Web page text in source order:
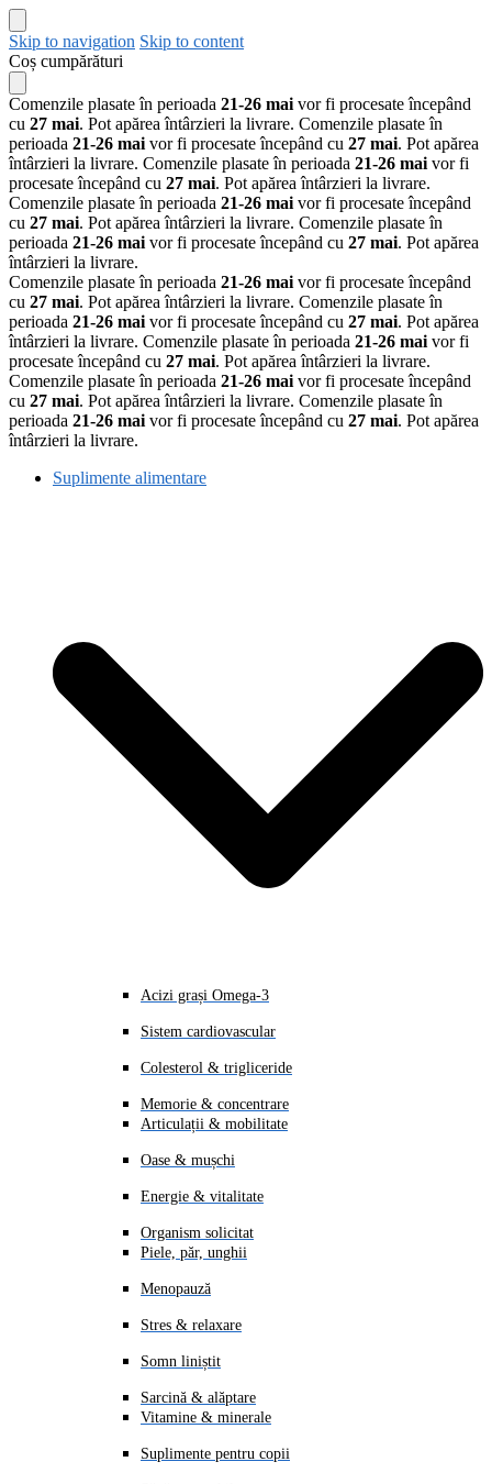
Skip to navigation Skip to content
Coș cumpărături
Comenzile plasate în perioada 21-26 mai vor fi procesate începând
cu 27 mai. Pot apărea întârzieri la livrare. Comenzile plasate în
perioada 21-26 mai vor fi procesate începând cu 27 mai. Pot apărea
întârzieri la livrare. Comenzile plasate în perioada 21-26 mai vor fi
procesate începând cu 27 mai. Pot apărea întârzieri la livrare.
Comenzile plasate în perioada 21-26 mai vor fi procesate începând
cu 27 mai. Pot apărea întârzieri la livrare. Comenzile plasate în
perioada 21-26 mai vor fi procesate începând cu 27 mai. Pot apărea
întârzieri la livrare.
Comenzile plasate în perioada 21-26 mai vor fi procesate începând
cu 27 mai. Pot apărea întârzieri la livrare. Comenzile plasate în
perioada 21-26 mai vor fi procesate începând cu 27 mai. Pot apărea
întârzieri la livrare. Comenzile plasate în perioada 21-26 mai vor fi
procesate începând cu 27 mai. Pot apărea întârzieri la livrare.
Comenzile plasate în perioada 21-26 mai vor fi procesate începând
cu 27 mai. Pot apărea întârzieri la livrare. Comenzile plasate în
perioada 21-26 mai vor fi procesate începând cu 27 mai. Pot apărea
întârzieri la livrare.
Suplimente alimentare
Acizi grași Omega-3
Sistem cardiovascular
Colesterol & trigliceride
Memorie & concentrare
Articulații & mobilitate
Oase & mușchi
Energie & vitalitate
Organism solicitat
Piele, păr, unghii
Menopauză
Stres & relaxare
Somn liniștit
Sarcină & alăptare
Vitamine & minerale
Suplimente pentru copii